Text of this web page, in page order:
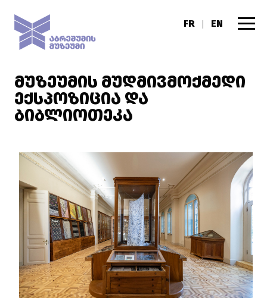
FR | EN
ᲛᲣᲖᲔᲣᲛᲘᲡ ᲛᲣᲓᲛᲘᲕᲛᲝᲥᲛᲔᲓᲘ
ᲔᲥᲡᲞᲝᲖᲘᲪᲘᲐ ᲓᲐ
ᲑᲘᲑᲚᲘᲝᲗᲔᲙᲐ